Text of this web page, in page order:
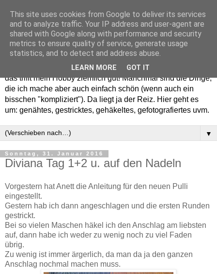
Willkommen in meinem "Wohnzimmer". Einfach und schön -
das trifft mein Hobby ziemlich gut! Manchmal sind die Dinge,
die ich mache aber auch einfach schön (wenn auch ein
bisschen "kompliziert"). Da liegt ja der Reiz. Hier geht es
um: genähtes, gestricktes, gehäkeltes, gefotografiertes uvm.
▼
Sonntag, 31. Januar 2016
Diviana Tag 1+2 u. auf den Nadeln
Vorgestern hat Anett die Anleitung für den neuen Pulli
eingestellt.
Gestern hab ich dann angeschlagen und die ersten Runden
gestrickt.
Bei so vielen Maschen häkel ich den Anschlag am liebsten
auf, dann habe ich weder zu wenig noch zu viel Faden
übrig.
Zu wenig ist immer ärgerlich, da man da ja den ganzen
Anschlag nochmal machen muss.
This site uses cookies from Google to deliver its services
and to analyze traffic. Your IP address and user-agent are
shared with Google along with performance and security
metrics to ensure quality of service, generate usage
statistics, and to detect and address abuse.
LEARN MORE GOT IT